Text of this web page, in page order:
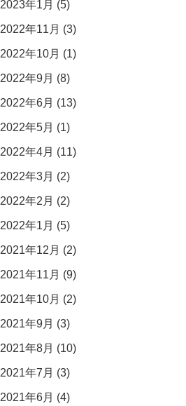
2023年1月 (5)
2022年11月 (3)
2022年10月 (1)
2022年9月 (8)
2022年6月 (13)
2022年5月 (1)
2022年4月 (11)
2022年3月 (2)
2022年2月 (2)
2022年1月 (5)
2021年12月 (2)
2021年11月 (9)
2021年10月 (2)
2021年9月 (3)
2021年8月 (10)
2021年7月 (3)
2021年6月 (4)